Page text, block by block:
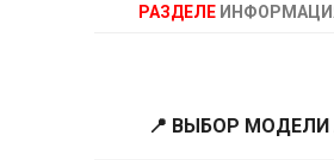
РАЗДЕЛЕ
📍 ВЫБОР МОДЕЛИ